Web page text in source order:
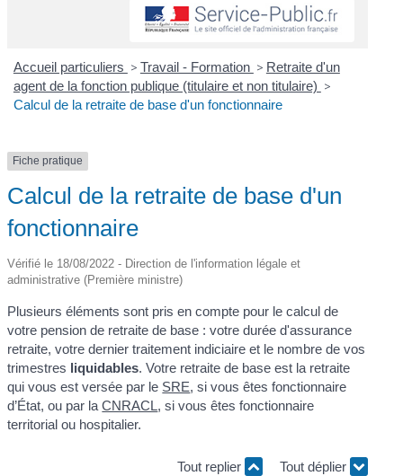
Accueil particuliers > Travail - Formation > Retraite d'un
agent de la fonction publique (titulaire et non titulaire) >
Calcul de la retraite de base d'un fonctionnaire
Fiche pratique
Calcul de la retraite de base d'un
fonctionnaire
Vérifié le 18/08/2022 - Direction de l'information légale et
administrative (Première ministre)
Plusieurs éléments sont pris en compte pour le calcul de
votre pension de retraite de base : votre durée d'assurance
retraite, votre dernier traitement indiciaire et le nombre de vos
trimestres liquidables. Votre retraite de base est la retraite
qui vous est versée par le SRE, si vous êtes fonctionnaire
d’État, ou par laCNRACL, si vous êtes fonctionnaire
territorial ou hospitalier.
Tout replier Tout déplier